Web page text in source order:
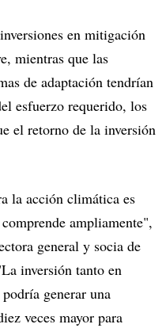
en mitigación
mientras que las
de adaptación tendrían
esfuerzo requerido, los
el retorno de la inversión
la acción climática es
ampliamente",
general y socia de
inversión tanto en
generar una
veces mayor para